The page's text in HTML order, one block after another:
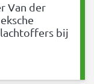
Van der
bij